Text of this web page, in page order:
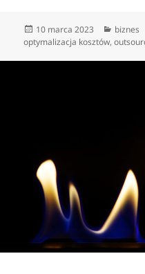
Data
publikacji
10 marca 2023 biznes
optymalizacja kosztów,